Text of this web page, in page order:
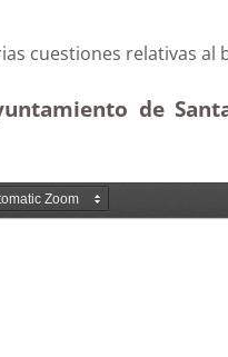
varias cuestiones
de